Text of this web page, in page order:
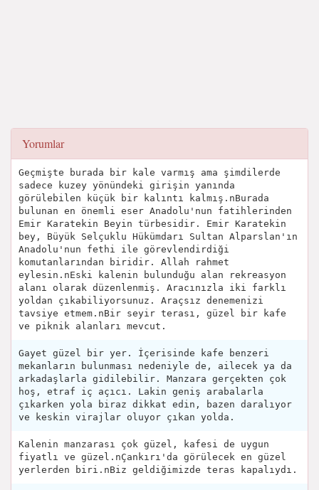
Yorumlar
Geçmişte burada bir kale varmış ama şimdilerde
sadece kuzey yönündeki girişin yanında
görülebilen küçük bir kalıntı kalmış.nBurada
bulunan en önemli eser Anadolu'nun fatihlerinden
Emir Karatekin Beyin türbesidir. Emir Karatekin
bey, Büyük Selçuklu Hükümdarı Sultan Alparslan'ın
Anadolu'nun fethi ile görevlendirdiği
komutanlarından biridir. Allah rahmet
eylesin.nEski kalenin bulunduğu alan rekreasyon
alanı olarak düzenlenmiş. Aracınızla iki farklı
yoldan çıkabiliyorsunuz. Araçsız denemenizi
tavsiye etmem.nBir seyir terası, güzel bir kafe
ve piknik alanları mevcut.
Gayet güzel bir yer. İçerisinde kafe benzeri
mekanların bulunması nedeniyle de, ailecek ya da
arkadaşlarla gidilebilir. Manzara gerçekten çok
hoş, etraf iç açıcı. Lakin geniş arabalarla
çıkarken yola biraz dikkat edin, bazen daralıyor
ve keskin virajlar oluyor çıkan yolda.
Kalenin manzarası çok güzel, kafesi de uygun
fiyatlı ve güzel.nÇankırı'da görülecek en güzel
yerlerden biri.nBiz geldiğimizde teras kapalıydı.